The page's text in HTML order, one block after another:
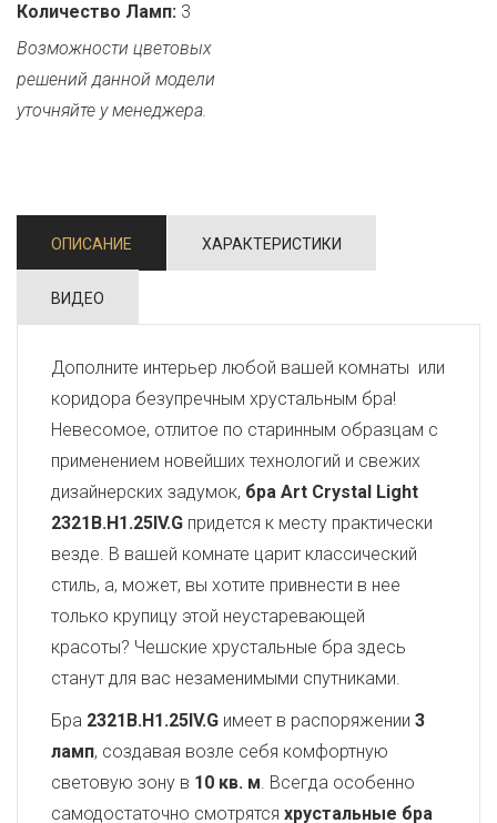
Количество Ламп: 3
Возможности цветовых
решений данной модели
уточняйте у менеджера.
ОПИСАНИЕ ХАРАКТЕРИСТИКИ
ВИДЕО
Дополните интерьер любой вашей комнаты или
коридора безупречным хрустальным бра!
Невесомое, отлитое по старинным образцам с
применением новейших технологий и свежих
дизайнерских задумок, бра Art Crystal Light
2321B.H1.25IV.G придется к месту практически
везде. В вашей комнате царит классический
стиль, а, может, вы хотите привнести в нее
только крупицу этой неустаревающей
красоты? Чешские хрустальные бра здесь
станут для вас незаменимыми спутниками.
Бра 2321B.H1.25IV.G имеет в распоряжении 3
ламп, создавая возле себя комфортную
световую зону в 10 кв. м. Всегда особенно
самодостаточно смотрятся хрустальные бра